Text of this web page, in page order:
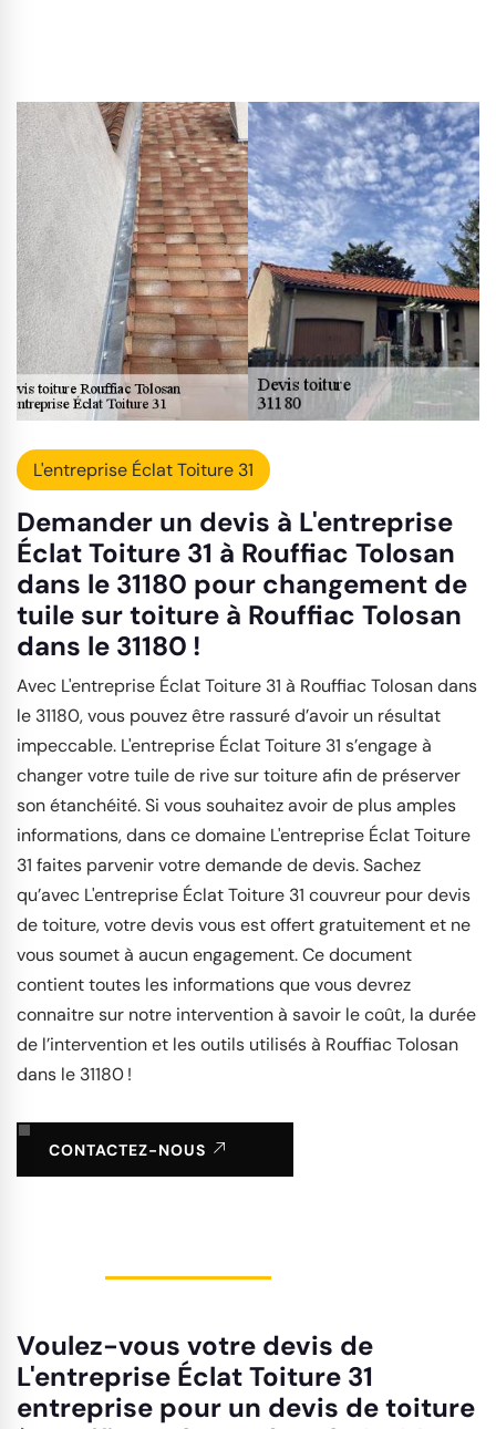
L'entreprise Éclat Toiture 31
Demander un devis à L'entreprise
Éclat Toiture 31 à Rouffiac Tolosan
dans le 31180 pour changement de
tuile sur toiture à Rouffiac Tolosan
dans le 31180 !
Avec L'entreprise Éclat Toiture 31 à Rouffiac Tolosan dans
le 31180, vous pouvez être rassuré d’avoir un résultat
impeccable. L'entreprise Éclat Toiture 31 s’engage à
changer votre tuile de rive sur toiture afin de préserver
son étanchéité. Si vous souhaitez avoir de plus amples
informations, dans ce domaine L'entreprise Éclat Toiture
31 faites parvenir votre demande de devis. Sachez
qu’avec L'entreprise Éclat Toiture 31 couvreur pour devis
de toiture, votre devis vous est offert gratuitement et ne
vous soumet à aucun engagement. Ce document
contient toutes les informations que vous devrez
connaitre sur notre intervention à savoir le coût, la durée
de l’intervention et les outils utilisés à Rouffiac Tolosan
dans le 31180 !
CONTACTEZ-NOUS
Voulez-vous votre devis de
L'entreprise Éclat Toiture 31
entreprise pour un devis de toiture